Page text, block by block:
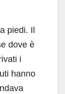
piedi. Il
dove è
​​i
hanno